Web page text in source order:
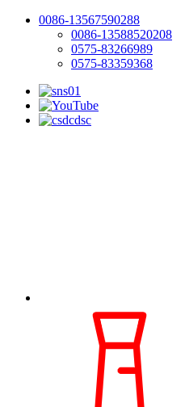
0086-13567590288
0086-13588520208
0575-83266989
0575-83359368